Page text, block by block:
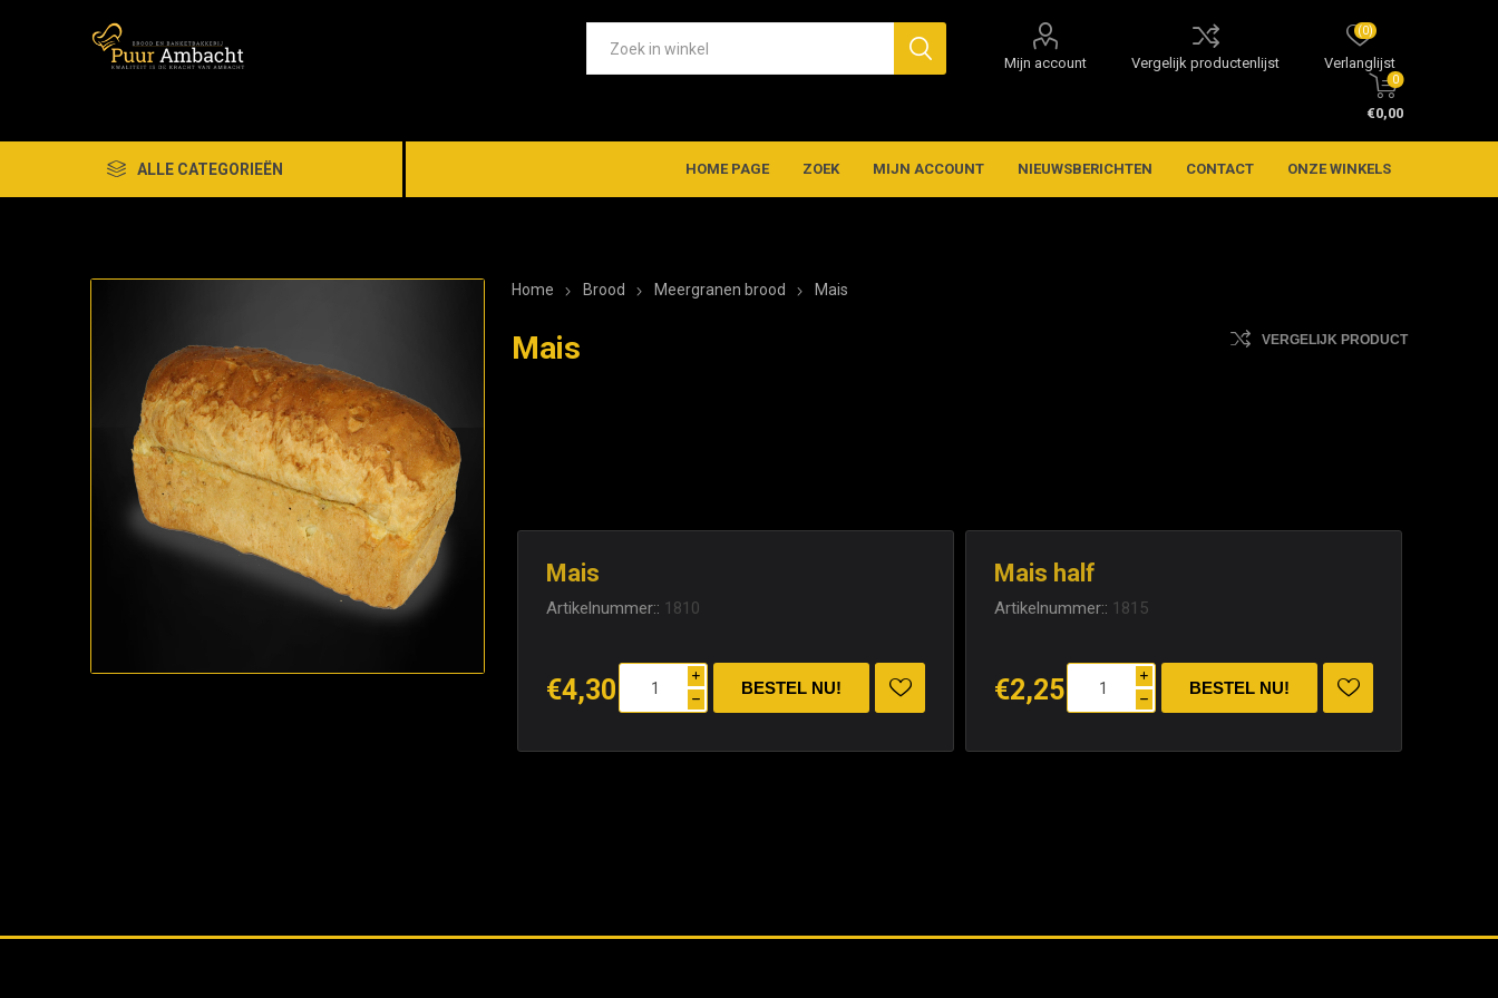
Mijn account Vergelijk productenlijst Verlanglijst
(0)
0
€0,00
ALLE CATEGORIEËN HOME PAGE ZOEK MIJN ACCOUNT NIEUWSBERICHTEN CONTACT ONZE WINKELS
Home Brood Meergranen brood Mais
Mais VERGELIJK PRODUCT
Mais
Artikelnummer:: 1810
€4,30 i
h
Mais half
Artikelnummer:: 1815
€2,25 i
h